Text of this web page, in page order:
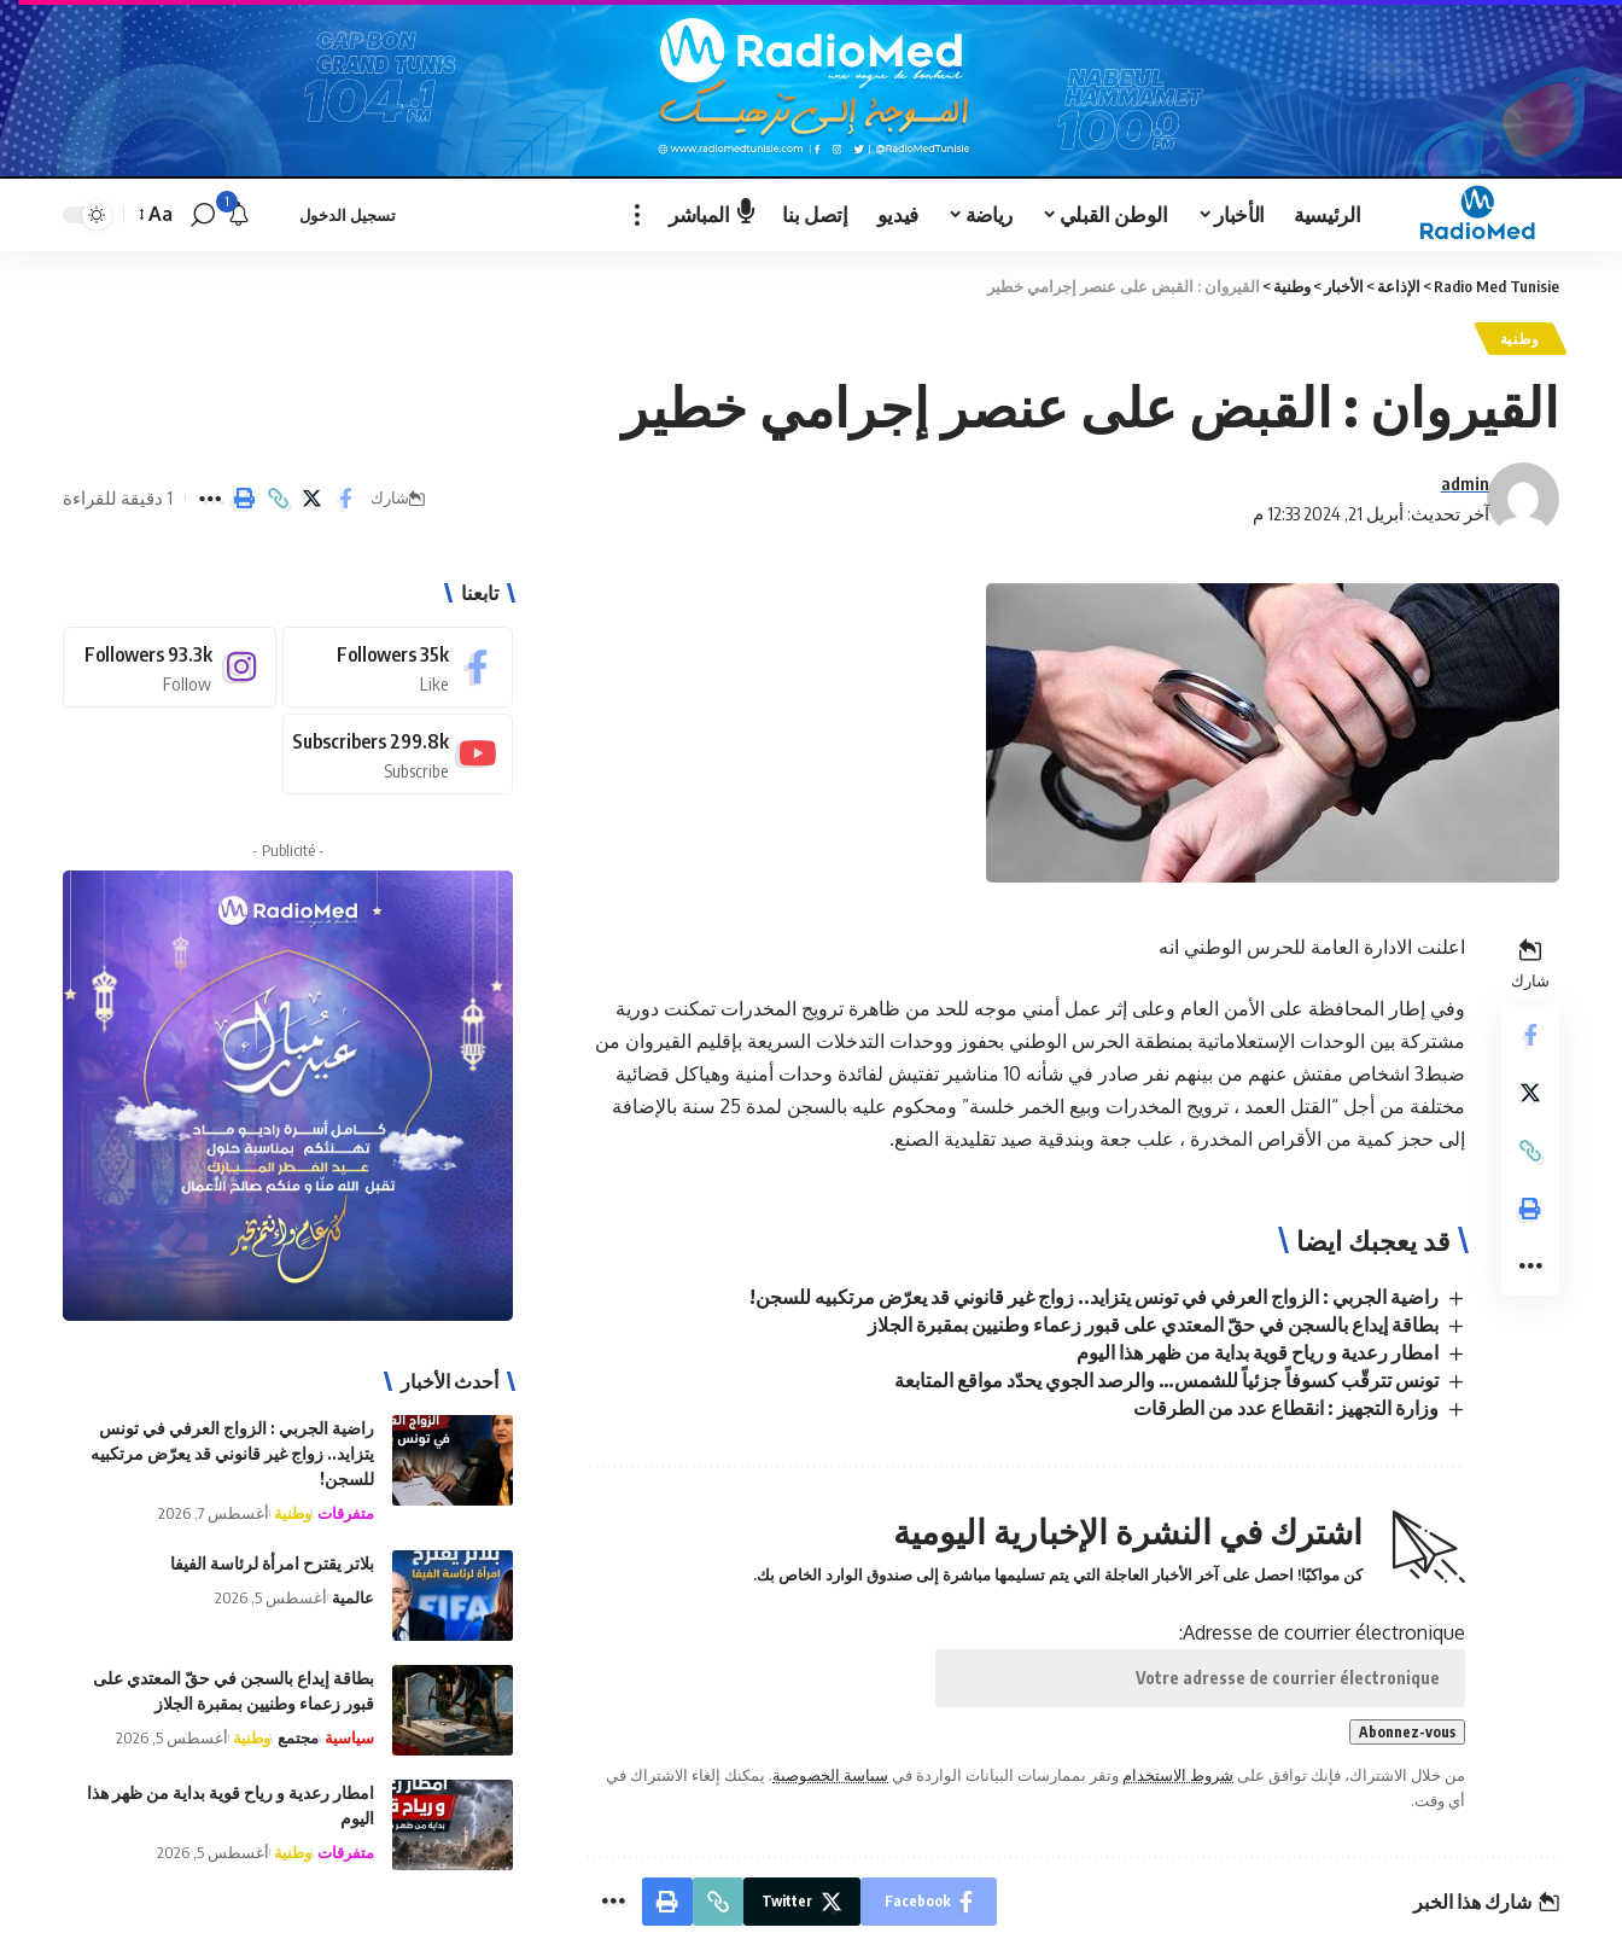
الرئيسية الأخبار الوطن القبلي رياضة فيديو إتصل بنا المباشر تسجيل الدخول
1
Font
Aa
Radio Med Tunisie
> الإذاعة> الأخبار >وطنية> القيروان : القبض على عنصر إجرامي خطير
وطنية
القيروان : القبض على عنصر إجرامي خطير
آخر تحديث: أبريل 21, 2024 12:33 م
admin
شارك 1 دقيقة للقراءة
شارك
اعلنت الادارة العامة للحرس الوطني انه
وفي إطار المحافظة على الأمن العام وعلى إثر عمل أمني موجه للحد من ظاهرة ترويج المخدرات تمكنت دورية
مشتركة بين الوحدات الإستعلاماتية بمنطقة الحرس الوطني بحفوز ووحدات التدخلات السريعة بإقليم القيروان من
ضبط3 اشخاص مفتش عنهم من بينهم نفر صادر في شأنه 10 مناشير تفتيش لفائدة وحدات أمنية وهياكل قضائية
مختلفة من أجل “القتل العمد ، ترويج المخدرات وبيع الخمر خلسة” ومحكوم عليه بالسجن لمدة 25 سنة بالإضافة
إلى حجز كمية من الأقراص المخدرة ، علب جعة وبندقية صيد تقليدية الصنع.
قد يعجبك ايضا
راضية الجربي : الزواج العرفي في تونس يتزايد.. زواج غير قانوني قد يعرّض مرتكبيه للسجن!
بطاقة إيداع بالسجن في حقّ المعتدي على قبور زعماء وطنيين بمقبرة الجلاز
امطار رعدية و رياح قوية بداية من ظهر هذا اليوم
تونس تترقّب كسوفاً جزئياً للشمس… والرصد الجوي يحدّد مواقع المتابعة
وزارة التجهيز : انقطاع عدد من الطرقات
اشترك في النشرة الإخبارية اليومية
كن مواكبًا! احصل على آخر الأخبار العاجلة التي يتم تسليمها مباشرة إلى صندوق الوارد الخاص بك.
Adresse de courrier électronique:
من خلال الاشتراك، فإنك توافق على شروط الاستخدام وتقر بممارسات البيانات الواردة في سياسة الخصوصية. يمكنك إلغاء الاشتراك في
أي وقت.
شارك هذا الخبر Facebook
Twitter
تابعنا
35k
Followers
Like
93.3k
Followers
Follow
299.8k
Subscribers
Subscribe
- Publicité -
أحدث الأخبار
راضية الجربي : الزواج العرفي في تونس
يتزايد.. زواج غير قانوني قد يعرّض مرتكبيه
للسجن!
متفرقات وطنية أغسطس 7, 2026
بلاتر يقترح امرأة لرئاسة الفيفا
عالمية أغسطس 5, 2026
بطاقة إيداع بالسجن في حقّ المعتدي على
قبور زعماء وطنيين بمقبرة الجلاز
سياسية مجتمع وطنية أغسطس 5, 2026
امطار رعدية و رياح قوية بداية من ظهر هذا
اليوم
متفرقات وطنية أغسطس 5, 2026